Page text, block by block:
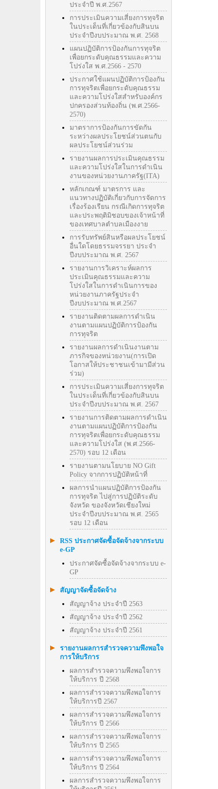
ประจำปี พ.ศ.2567
การประเมินความเสี่ยงการทุจริต
ในประเด็นที่เกี่ยวข้องกับสินบน
ประจำปีงบประมาณ พ.ศ. 2568
แผนปฏิบัติการป้องกันการทุจริต
เพื่อยกระดับคุณธรรมและความ
โปร่งใส พ.ศ.2566 - 2570
ประกาศใช้แผนปฏิบัติการป้องกัน
การทุจริตเพื่อยกระดับคุณธรรม
และความโปร่งใสสำหรับองค์กร
ปกครองส่วนท้องถิ่น (พ.ศ.2566-
2570)
มาตราการป้องกันการขัดกัน
ระหว่างผลประโยชน์ส่วนตนกับ
ผลประโยชน์ส่วนร่วม
รายงานผลการประเมินคุณธรรม
และความโปร่งใสในการดำเนิน
งานของหน่วยงานภาครัฐ(ITA)
หลักเกณฑ์ มาตรการ และ
แนวทางปฏิบัติเกี่ยวกับการจัดการ
เรื่องร้องเรียน กรณีเกิดการทุจริต
และประพฤติมิชอบของเจ้าหน้าที่
ของเทศบาลตำบลเมืองงาย
การรับทรัพย์สินหรือผลประโยชน์
อื่นใดโดยธรรมจรรยา ประจำ
ปีงบประมาณ พ.ศ. 2567
รายงานการวิเคราะห์ผลการ
ประเมินคุณธรรมและความ
โปร่งใสในการดำเนินการของ
หน่วยงานภาครัฐประจำ
ปีงบประมาณ พ.ศ.2567
รายงานติดตามผลการดำเนิน
งานตามแผนปฏิบัติการป้องกัน
การทุจริต
รายงานผลการดำเนินงานตาม
ภารกิจของหน่วยงาน(การเปิด
โอกาสให้ประชาชนเข้ามามีส่วน
ร่วม)
การประเมินความเสี่ยงการทุจริต
ในประเด็นที่เกี่ยวข้องกับสินบน
ประจำปีงบประมาณ พ.ศ. 2567
รายงานการติดตามผลการดำเนิน
งานตามแผนปฏิบัติการป้องกัน
การทุจริตเพื่อยกระดับคุณธรรม
และความโปร่งใส (พ.ศ.2566-
2570) รอบ 12 เดือน
รายงานตามนโยบาย NO Gift
Policy จากการปฏิบัติหน้าที่
ผลการนำแผนปฏิบัติการป้องกัน
การทุจริต ไปสู่การปฏิบัติระดับ
จังหวัด ของจังหวัดเชียงใหม่
ประจำปีงบประมาณ พ.ศ. 2565
รอบ 12 เดือน
RSS ประกาศจัดซื้อจัดจ้างจากระบบ
e-GP
ประกาศจัดซื้อจัดจ้างจากระบบ e-
GP
สัญญาจัดซื้อจัดจ้าง
สัญญาจ้าง ประจำปี 2563
สัญญาจ้าง ประจำปี 2562
สัญญาจ้าง ประจำปี 2561
รายงานผลการสำรวจความพึงพอใจ
การให้บริการ
ผลการสำรวจความพึงพอใจการ
ให้บริการ ปี 2568
ผลการสำรวจความพึงพอใจการ
ให้บริการปี 2567
ผลการสำรวจความพึงพอใจการ
ให้บริการ ปี 2566
ผลการสำรวจความพึงพอใจการ
ให้บริการ ปี 2565
ผลการสำรวจความพึงพอใจการ
ให้บริการ ปี 2564
ผลการสำรวจความพึงพอใจการ